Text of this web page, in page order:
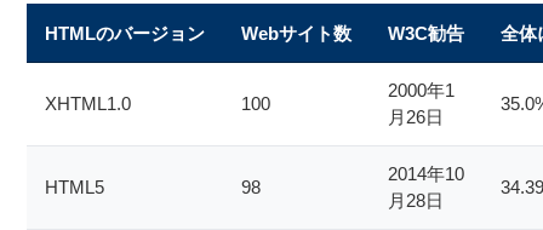
HTMLのバージョン Webサイト数 W3C勧告 全体
XHTML1.0 100
2000年1
月26日
HTML5 98
2014年10
月28日